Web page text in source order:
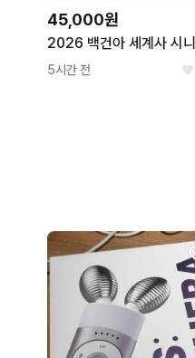
45,000원
5시간 전